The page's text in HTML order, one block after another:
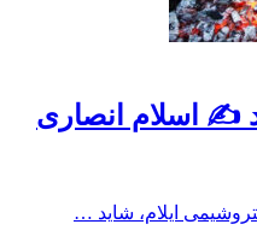
✍️ اسلام انصاری